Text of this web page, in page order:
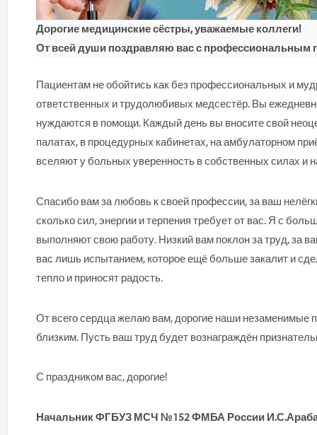
Дорогие медицинские сёстры, уважаемые коллеги!
От всей души поздравляю васс профессиональным
Пациентам не обойтись как без профессиональных и
ответственных и трудолюбивых медсестёр. Вы
нуждаются в помощи. Каждый день вы вносите свой
палатах, в процедурных кабинетах, на амбулаторном
вселяют у больных уверенность в собственных силах и
Спасибо вам за любовь к своей профессии, за ваш
сколько сил, энергии и терпения требует от вас. Я с
выполняют свою работу. Низкий вам поклон за труд, за
вас лишь испытанием, которое ещё больше закалит и
тепло и приносят радость.
От всего сердца желаю вам, дорогие наши незаменимые
близким. Пусть ваш труд будет вознаграждён
С праздником вас, дорогие!
Начальник ФГБУЗ МСЧ №152 ФМБА России